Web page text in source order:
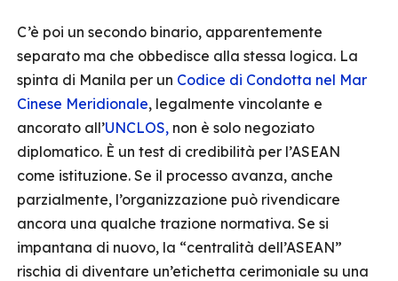
C’è poi un secondo binario, apparentemente
separato ma che obbedisce alla stessa logica. La
spinta di Manila per un Codice di Condotta nel Mar
Cinese Meridionale, legalmente vincolante e
ancorato all’UNCLOS, non è solo negoziato
diplomatico. È un test di credibilità per l’ASEAN
come istituzione. Se il processo avanza, anche
parzialmente, l’organizzazione può rivendicare
ancora una qualche trazione normativa. Se si
impantana di nuovo, la “centralità dell’ASEAN”
rischia di diventare un’etichetta cerimoniale su una